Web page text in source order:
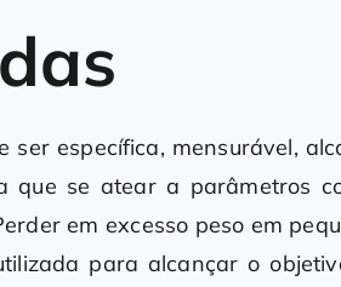
ser específica, mensurável,
que se atear a parâmetros
em excesso peso em
para alcançar o